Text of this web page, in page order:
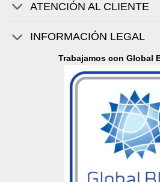
ATENCIÓN AL CLIENTE
INFORMACIÓN LEGAL
Trabajamos con Global